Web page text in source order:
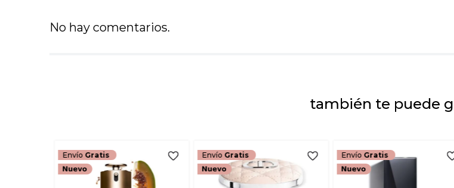
No hay comentarios.
también te puede
Envío Gratis Envío Gratis Envío Gratis